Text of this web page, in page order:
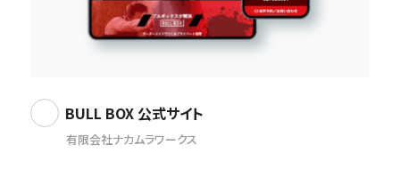
BULL BOX 公式サイト
有限会社ナカムラワークス